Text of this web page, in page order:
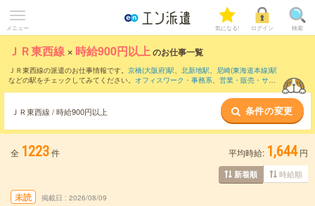
メニュー 気になる! ログイン 検索
ＪＲ東西線 × 時給900円以上のお仕事一覧
ＪＲ東西線の派遣のお仕事情報です。 京橋(大阪府)駅、 北新地駅、 尼崎(東海道本線)駅
などの駅をチェックしてみてください。 オフィスワーク・事務系、 営業・販売・サー
などのこだわり条件で絞り込んでいただけます。
ＪＲ東西線 / 時給900円以上 条件の変更
全 1223件 平均時給: 1,644 円
新着順 時給順
未読 掲載日 2026/08/09